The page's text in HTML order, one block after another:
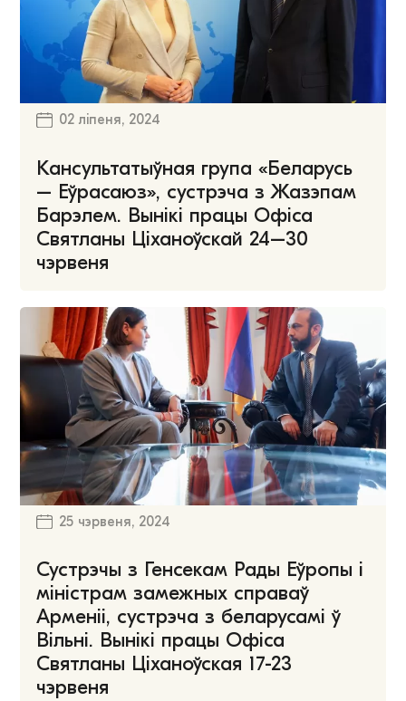
02 ліпеня, 2024
Кансультатыўная група «Беларусь
– Еўрасаюз», сустрэча з Жазэпам
Барэлем. Вынікі працы Офіса
Святланы Ціханоўскай 24–30
чэрвеня
25 чэрвеня, 2024
Сустрэчы з Генсекам Рады Еўропы і
міністрам замежных справаў
Арменіі, сустрэча з беларусамі ў
Вільні. Вынікі працы Офіса
Святланы Ціханоўская 17-23
чэрвеня